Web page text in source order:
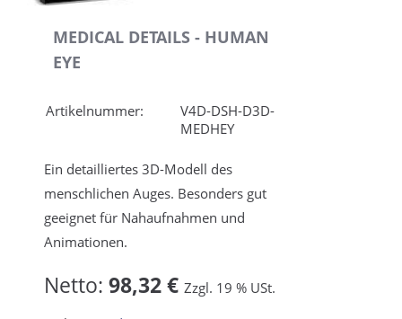
MEDICAL DETAILS - HUMAN
EYE
Artikelnummer:
V4D-DSH-D3D-
MEDHEY
Ein detailliertes 3D-Modell des
menschlichen Auges. Besonders gut
geeignet für Nahaufnahmen und
Animationen.
Netto:98,32 € Zzgl. 19 % USt.